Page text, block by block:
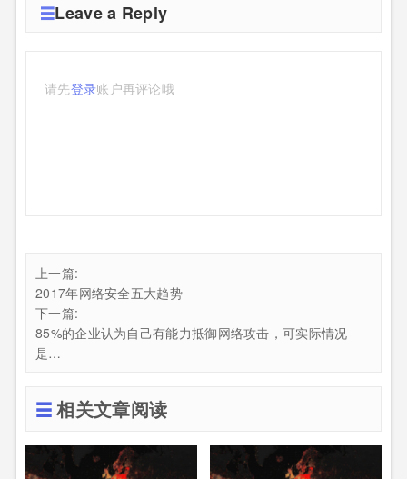
Leave a Reply
请先登录账户再评论哦
上一篇:
2017年网络安全五大趋势
下一篇:
85%的企业认为自己有能力抵御网络攻击，可实际情况
是…
相关文章阅读